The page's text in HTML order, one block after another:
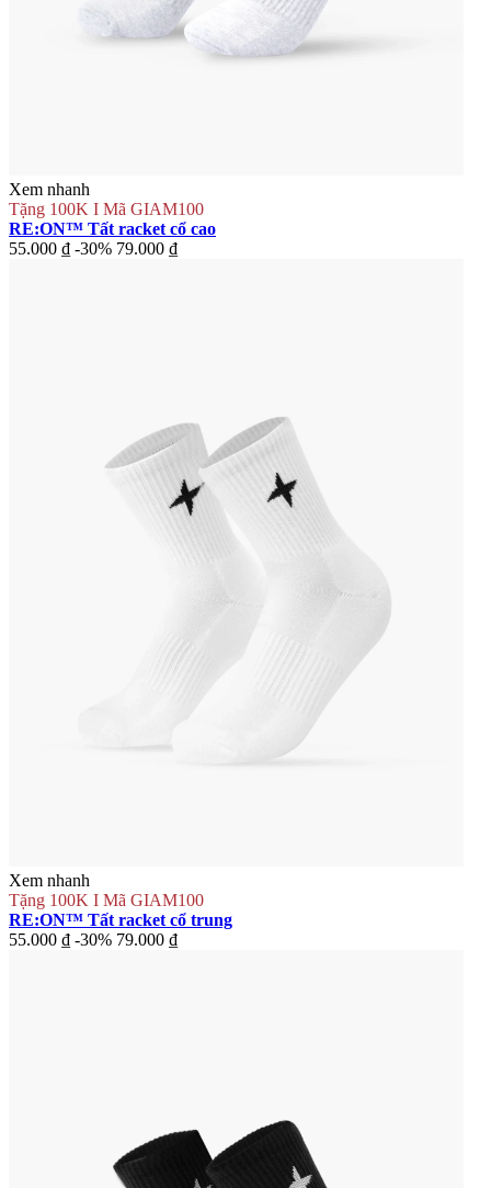
Xem nhanh
Tặng 100K I Mã GIAM100
RE:ON™ Tất racket cổ cao
55.000 ₫ -30% 79.000 ₫
Xem nhanh
Tặng 100K I Mã GIAM100
RE:ON™ Tất racket cổ trung
55.000 ₫ -30% 79.000 ₫